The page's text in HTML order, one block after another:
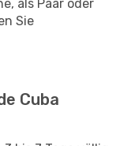
als Paar oder
Sie
Cuba